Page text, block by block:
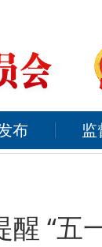
布
“五